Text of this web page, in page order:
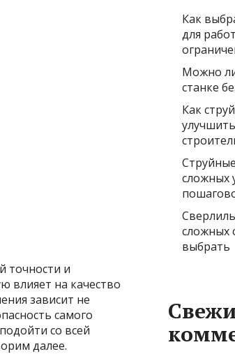
точности и
влияет на качество
зависит не
самого
со всей
далее.
Как
для
Можно
станке
Как
сложных
сложных
выбрать